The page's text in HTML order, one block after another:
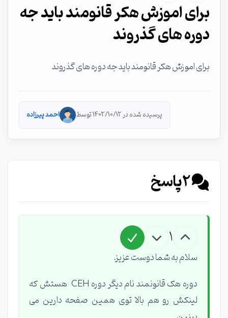
برای اموزش هکر قانومند باید جه
دوره های گذروند
برای اموزش هکر قانومند باید جه دوره های گذروند
پرسیده شده در 1402/10/12 توسط احمد پیرزاده
2پاسخ
1
سلام به شما دوست عزیز.
دوره هک قانونمند نام دیگر دوره CEH هستش که
لینکش رو هم بالا توی همین صفحه دارین می